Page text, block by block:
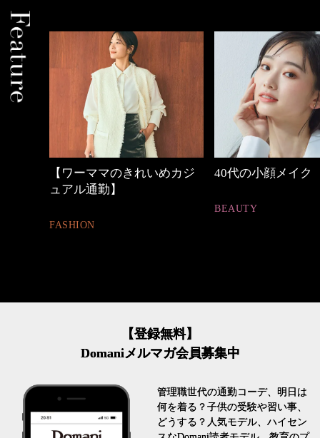
40代の小顔メイク 働く女性のバッグ
FASHION
【登録無料】
Domaniメルマガ会員募集中
管理職世代の通勤コーデ、明日は
何を着る？子供の受験や習い事、
どうする？人気モデル、ハイセン